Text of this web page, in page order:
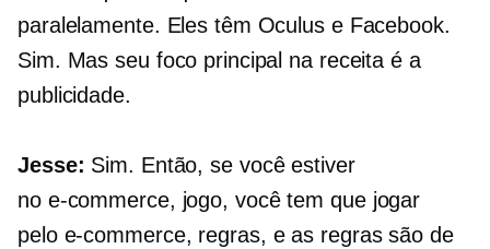
paralelamente. Eles têm Oculus e Facebook.
Sim. Mas seu foco principal na receita é a
publicidade.
Jesse: Sim. Então, se você estiver
no e-commerce, jogo, você tem que jogar
pelo e-commerce, regras, e as regras são de